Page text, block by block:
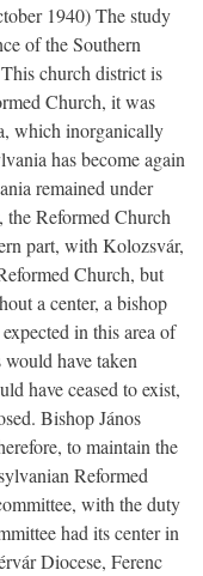
1940) The study
of the Southern
church district is
Church, it was
which inorganically
has become again
remained under
the Reformed Church
part, with Kolozsvár,
Church, but
a center, a bishop
in this area of
have taken
have ceased to exist,
Bishop János
to maintain the
Reformed
with the duty
had its center in
Diocese, Ferenc